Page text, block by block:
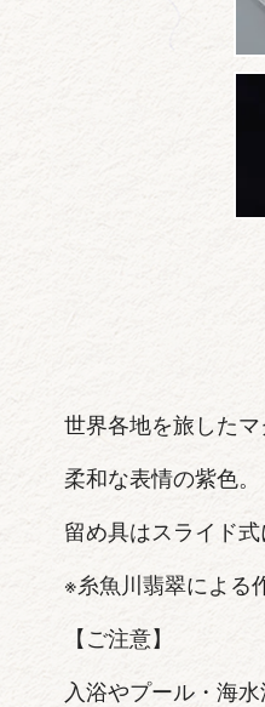
世界各地を旅した
柔和な表情の紫色。
留め具はスライド
※糸魚川翡翠による
【ご注意】
入浴やプール・海